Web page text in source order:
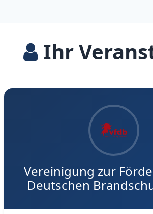
Ihr
Vereinigung zur
Deutschen